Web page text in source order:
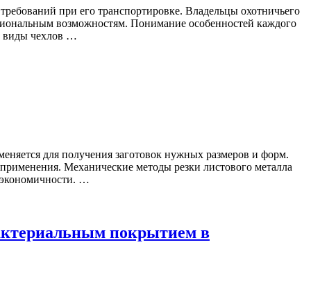
при его транспортировке. Владельцы охотничьего
возможностям. Понимание особенностей каждого
виды чехлов …
для получения заготовок нужных размеров и форм.
Механические методы резки листового металла
экономичности. …
покрытием в